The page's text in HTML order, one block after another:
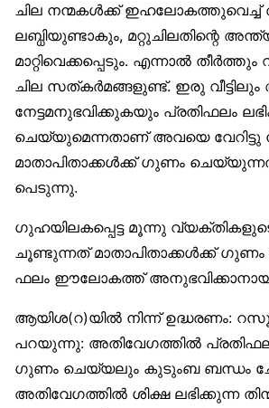
ചില നന്മകൾക്ക് ഇഹലോകത്തുവെച്ച്
ലബ്ധിയുണ്ടാകും, മറ്റുചിലതിന്റെ
മാറ്റിവെക്കപ്പെടും. എന്നാൽ
ചില സത്കർമങ്ങളുണ്ട്. ഇരു
നേട്ടമനുഭവിക്കുകയും പ്രതിഫലം
ചെയ്യുമെന്നതാണ് അവയെ വേറിട്ടു
മാതാപിതാക്കൾക്ക് ഗുണം
പെടുന്നു.
ഗുഹയിലകപ്പെട്ട മൂന്നു
ചൂണ്ടുന്നത് മാതാപിതാക്കൾക്ക് ഗുണം
ഫലം ഈലോകത്ത്
ആയിശ(റ)യിൽ നിന്ന് ഉദ്ധരണം:
പറയുന്നു: അതിവേഗത്തിൽ
ഗുണം ചെയ്യലും കുടുംബ ബന്ധം
അതിവേഗത്തിൽ ശിക്ഷ ലഭിക്കുന്ന